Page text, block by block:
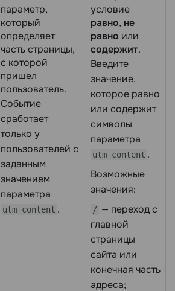
параметр,
который
определяет
часть страницы,
с которой
пришел
пользователь.
Событие
сработает
только у
пользователей с
заданным
значением
параметра
utm_content .
условие
равно, не
равно или
содержит.
Введите
значение,
которое равно
или содержит
символы
параметра
utm_content .
Возможные
значения:
/ — переход с
главной
страницы
сайта или
конечная часть
адреса;